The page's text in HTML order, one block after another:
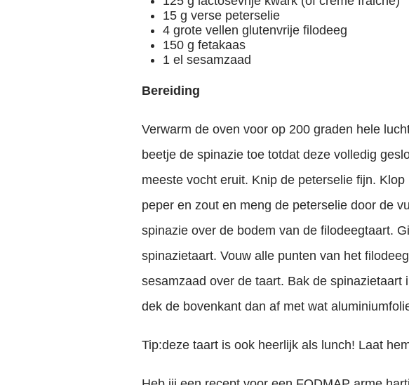
15 g verse peterselie
4 grote vellen glutenvrije filodeeg
150 g fetakaas
1 el sesamzaad
Bereiding
Verwarm de oven voor op 200 graden hele
beetje de spinazie toe totdat deze volledig
meeste vocht eruit. Knip de peterselie fijn.
peper en zout en meng de peterselie door de
spinazie over de bodem van de filodeegtaart.
spinazietaart. Vouw alle punten van het
sesamzaad over de taart. Bak de
dek de bovenkant dan af met wat
Tip:deze taart is ook heerlijk als lunch! Laat